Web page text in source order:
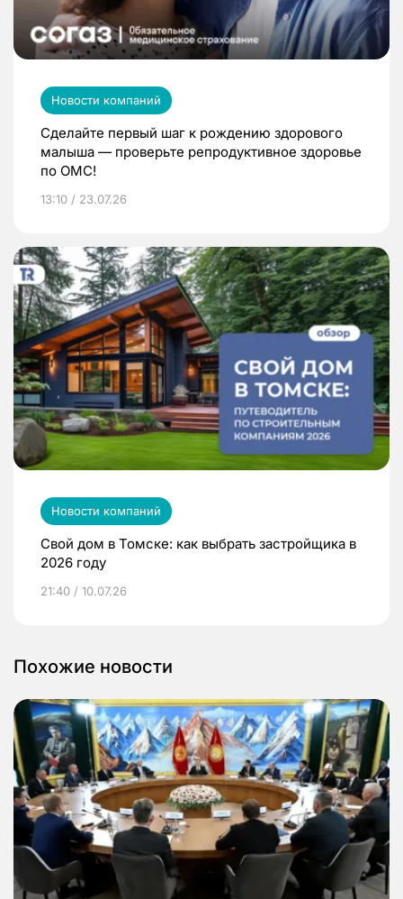
Новости компаний
Сделайте первый шаг к рождению здорового
малыша — проверьте репродуктивное здоровье
по ОМС!
13:10 / 23.07.26
Новости компаний
Свой дом в Томске: как выбрать застройщика в
2026 году
21:40 / 10.07.26
Похожие новости